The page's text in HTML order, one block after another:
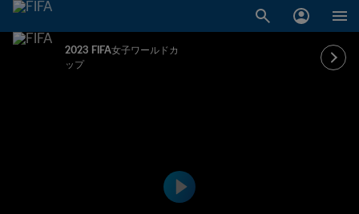
2023 FIFA女子ワールドカ
ップ